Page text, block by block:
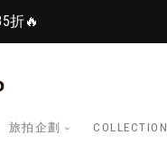
折🔥
旅拍企劃 COLLECTION